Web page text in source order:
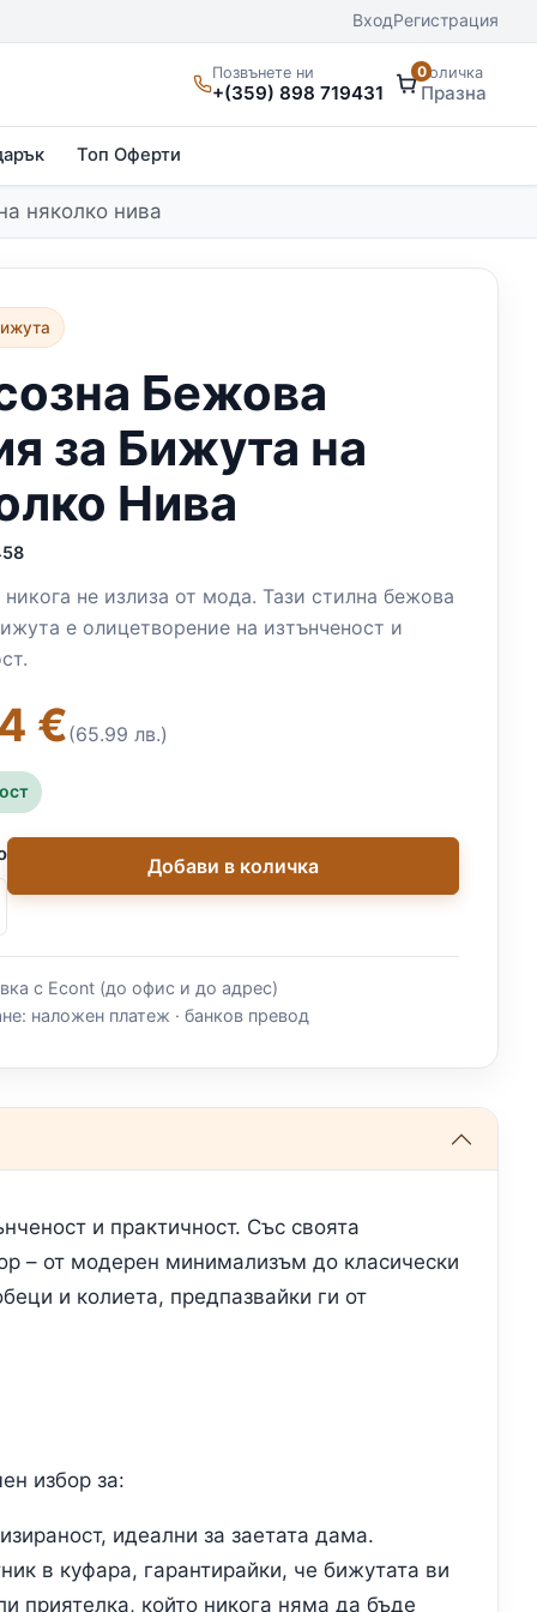
ВходРегистрация
Позвънете ни
+(359) 898 719431
0Количка
Празна
Топ Оферти
няколко нива
Бежова
за Бижута на
Нива
никога не излиза от мода. Тази стилна бежова
е олицетворение на изтънченост и
€(65.99 лв.)
Добави в количка
с Econt (до офис и до адрес)
наложен платеж · банков превод
и практичност. Със своята
– от модерен минимализъм до класически
и колиета, предпазвайки ги от
избор за:
идеални за заетата дама.
в куфара, гарантирайки, че бижутата ви
приятелка, който никога няма да бъде